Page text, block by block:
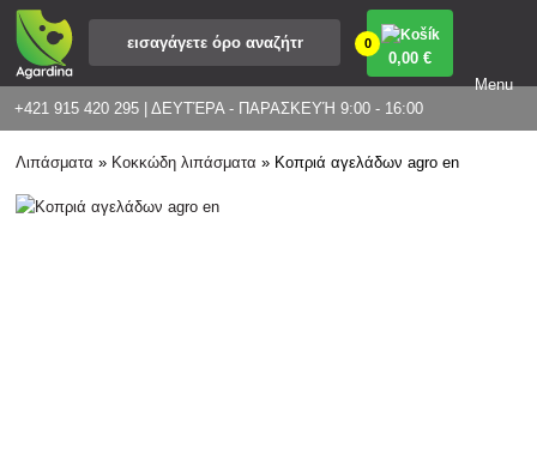
+421 915 420 295 | ΔΕΥΤΈΡΑ - ΠΑΡΑΣΚΕΥΉ 9:00 - 16:00
0
0,00 €
Menu
Λιπάσματα » Κοκκώδη λιπάσματα » Κοπριά αγελάδων agro en